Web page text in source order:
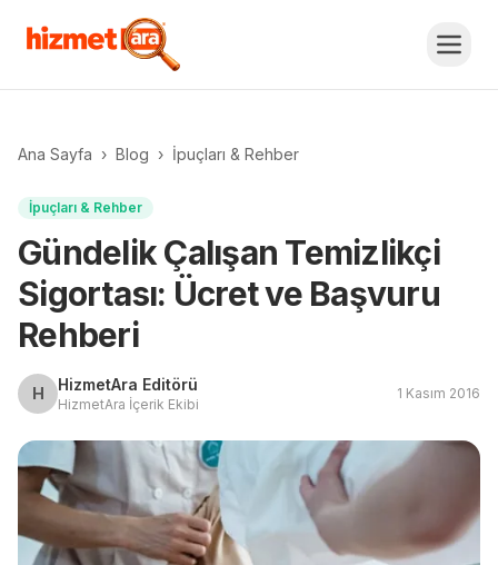
Ana Sayfa › Blog › İpuçları & Rehber
İpuçları & Rehber
Gündelik Çalışan Temizlikçi
Sigortası: Ücret ve Başvuru
Rehberi
H HizmetAra Editörü
HizmetAra İçerik Ekibi
1 Kasım 2016